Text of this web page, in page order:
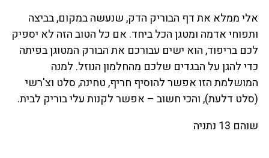
אלי ממלא את דף הבוריק הדק, שנעשה במקום, בביצה
ותפוחי אדמה ומטגן הכל ביחד. אם כל הטוב הזה לא יספיק
לכם בריפוד, הוא ישים עבורכם את הבורק המטוגן בפיתה
כדי להגן על הבגדים שלכם מהחלמון הנוזל. למנה
המושלמת הזו אפשר להוסיף חריף, טחינה, סלט וצ'רשי
(סלט דלעת), והכי חשוב – אפשר לקנות עלי בוריק לבית.
שוהם 13 נתניה